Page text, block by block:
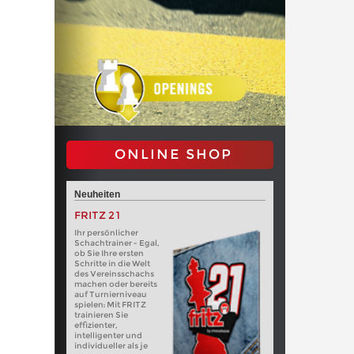
ONLINE SHOP
Neuheiten
FRITZ 21
Ihr persönlicher
Schachtrainer - Egal,
ob Sie Ihre ersten
Schritte in die Welt
des Vereinsschachs
machen oder bereits
auf Turnierniveau
spielen: Mit FRITZ
trainieren Sie
effizienter,
intelligenter und
individueller als je